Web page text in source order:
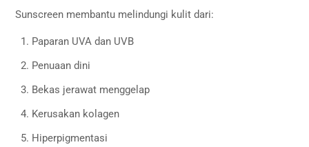
Sunscreen membantu melindungi kulit dari:
Paparan UVA dan UVB
Penuaan dini
Bekas jerawat menggelap
Kerusakan kolagen
Hiperpigmentasi